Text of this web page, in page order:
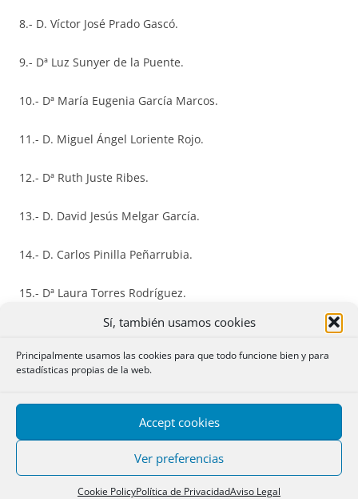
Sí, también usamos cookies
Principalmente usamos las cookies para que todo funcione bien y para
estadísticas propias de la web.
Accept cookies
Ver preferencias
Cookie PolicyPolítica de PrivacidadAviso Legal
8.- D. Víctor José Prado Gascó.
9.- Dª Luz Sunyer de la Puente.
10.- Dª María Eugenia García Marcos.
11.- D. Miguel Ángel Loriente Rojo.
12.- Dª Ruth Juste Ribes.
13.- D. David Jesús Melgar García.
14.- D. Carlos Pinilla Peñarrubia.
15.- Dª Laura Torres Rodríguez.
16.- D. Carlos Amérigo Alonso.
17.- D. Jesús Nicolás Juez Alvarez.
18.- Dª Juana María Nieto Fernández-Pacheco.
19.- Dª Esther Rada Pelegrí.
20.- Dª Noemi Sarai Alcobendas Delgado.